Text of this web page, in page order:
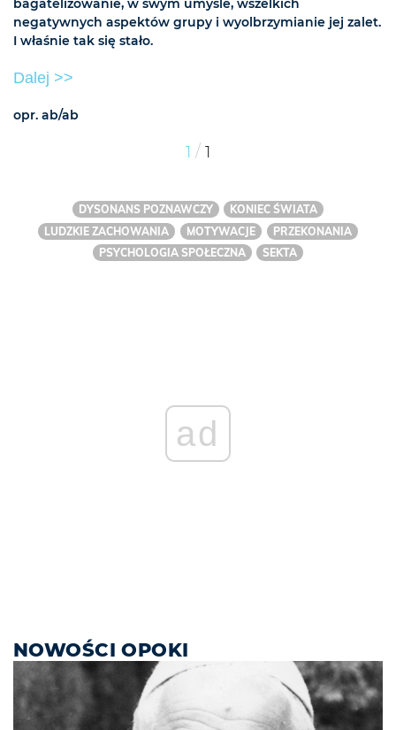
bagatelizowanie, w swym umyśle, wszelkich
negatywnych aspektów grupy i wyolbrzymianie jej zalet.
I właśnie tak się stało.
Dalej >>
opr. ab/ab
1 / 1
DYSONANS POZNAWCZY
KONIEC ŚWIATA
LUDZKIE ZACHOWANIA
MOTYWACJE
PRZEKONANIA
PSYCHOLOGIA SPOŁECZNA
SEKTA
ad
NOWOŚCI OPOKI